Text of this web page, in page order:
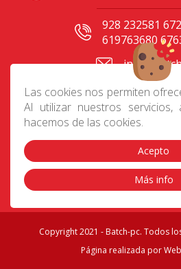
Las cookies nos permiten
Al utilizar nuestros
hacemos de las cookies.
Acepto
Más info
928 232581
619763680
C/ Gral. Mas
24 35006, Las
Contacto Aviso Legal|
Preguntas frecuentes|
Copyright 2021 - Batch-pc. Todos
Página realizada por